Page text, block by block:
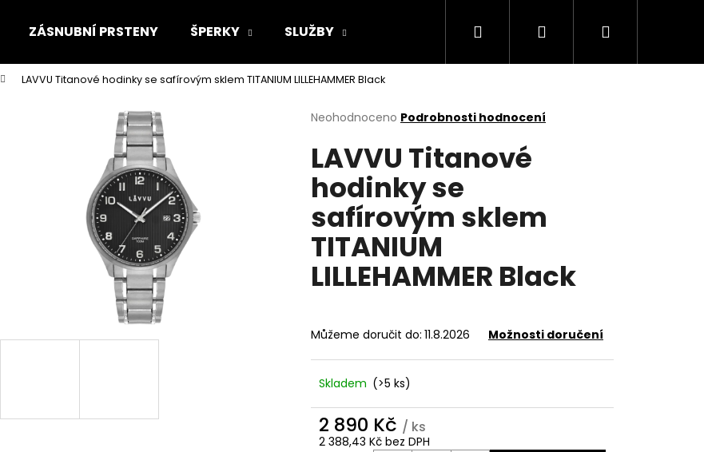
ZÁSNUBNÍ PRSTENY ŠPERKY SLUŽBY Hledat PřihlášeníNákupní
LAVVU Titanové hodinky se safírovým sklem TITANIUM LILLEHAMMER Black
Průměrné
produktu
je
0,0
5
hvězdiček.
Neohodnoceno Podrobnosti hodnocení
LAVVU Titanové
hodinky se
safírovým sklem
TITANIUM
LILLEHAMMER Black
Můžeme doručit do: 11.8.2026 Možnosti doručení
Skladem (>5 ks)
2 890 Kč / ks
2 388,43 Kč bez DPH
Co potřebujete najít?
Doporučujeme